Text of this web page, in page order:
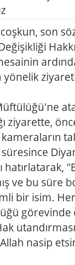
son
ziyarette,
hatırlatarak,
ve bu süre
bir isim.
nasip